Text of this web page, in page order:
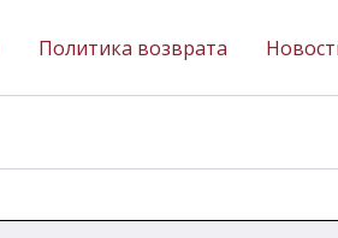
Политика возврата